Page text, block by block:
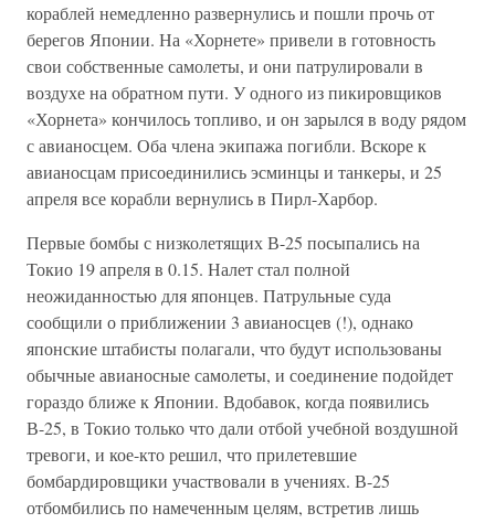
кораблей немедленно развернулись и пошли прочь от
берегов Японии. На «Хорнете» привели в готовность
свои собственные самолеты, и они патрулировали в
воздухе на обратном пути. У одного из пикировщиков
«Хорнета» кончилось топливо, и он зарылся в воду рядом
с авианосцем. Оба члена экипажа погибли. Вскоре к
авианосцам присоединились эсминцы и танкеры, и 25
апреля все корабли вернулись в Пирл-Харбор.
Первые бомбы с низколетящих В-25 посыпались на
Токио 19 апреля в 0.15. Налет стал полной
неожиданностью для японцев. Патрульные суда
сообщили о приближении 3 авианосцев (!), однако
японские штабисты полагали, что будут использованы
обычные авианосные самолеты, и соединение подойдет
гораздо ближе к Японии. Вдобавок, когда появились
В-25, в Токио только что дали отбой учебной воздушной
тревоги, и кое-кто решил, что прилетевшие
бомбардировщики участвовали в учениях. В-25
отбомбились по намеченным целям, встретив лишь